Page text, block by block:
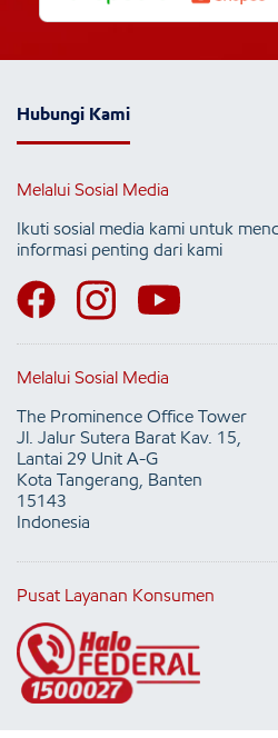
Hubungi Kami
Melalui Sosial Media
Ikuti sosial media kami untuk
informasi penting dari kami
Melalui Sosial Media
The Prominence Office Tower
Jl. Jalur Sutera Barat Kav. 15,
Lantai 29 Unit A-G
Kota Tangerang, Banten
15143
Indonesia
Pusat Layanan Konsumen